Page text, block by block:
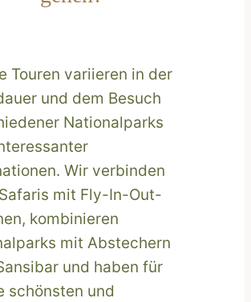
Touren variieren in der
und dem Besuch
Nationalparks
Wir verbinden
mit Fly-In-Out-
kombinieren
mit Abstechern
und haben für
schönsten und